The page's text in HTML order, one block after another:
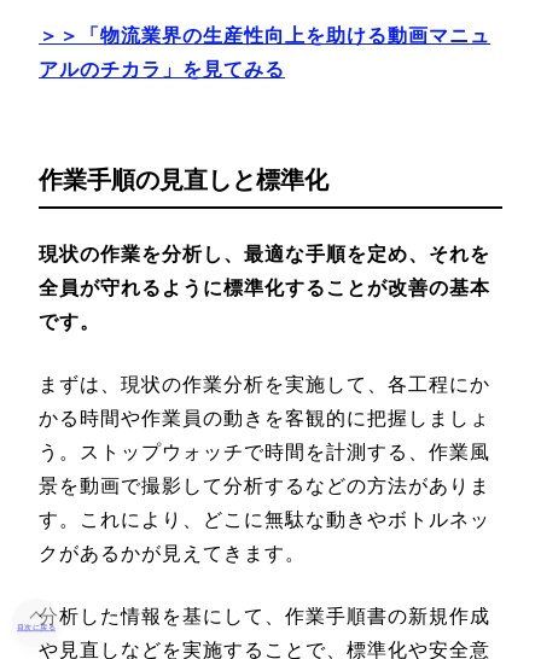
＞＞「物流業界の生産性向上を助ける動画マニュ
アルのチカラ」を見てみる
作業手順の見直しと標準化
現状の作業を分析し、最適な手順を定め、それを
全員が守れるように標準化することが改善の基本
です。
まずは、現状の作業分析を実施して、各工程にか
かる時間や作業員の動きを客観的に把握しましょ
う。ストップウォッチで時間を計測する、作業風
景を動画で撮影して分析するなどの方法がありま
す。これにより、どこに無駄な動きやボトルネッ
クがあるかが見えてきます。
分析した情報を基にして、作業手順書の新規作成
や見直しなどを実施することで、標準化や安全意
目次に戻る